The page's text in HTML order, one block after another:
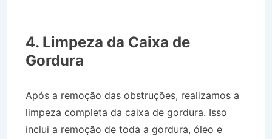
4. Limpeza da Caixa de
Gordura
Após a remoção das obstruções, realizamos a
limpeza completa da caixa de gordura. Isso
inclui a remoção de toda a gordura, óleo e